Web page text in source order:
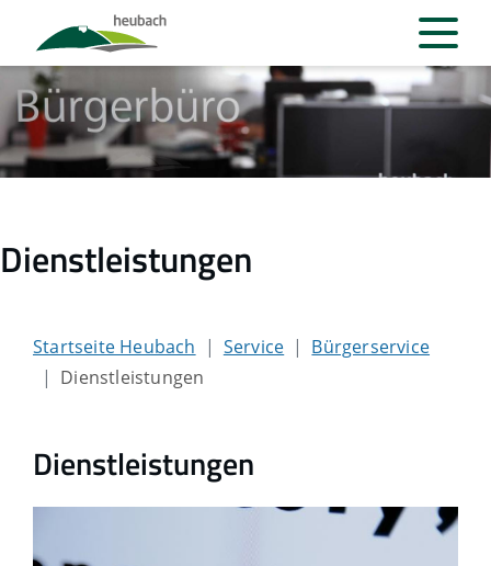
Dienstleistungen
Startseite Heubach Service
Bürgerservice
Dienstleistungen
Dienstleistungen